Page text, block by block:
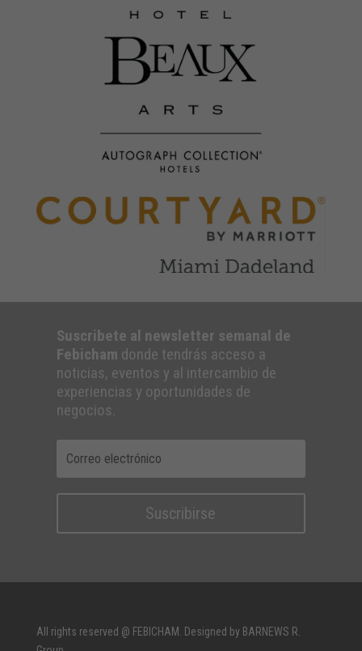
Suscribete al newsletter semanal de
Febicham donde tendrás acceso a
noticias, eventos y al intercambio de
experiencias y oportunidades de
negocios.
Suscribirse
All rights reserved @ FEBICHAM. Designed by BARNEWS R.